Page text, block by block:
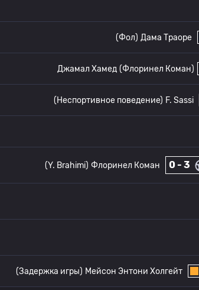
Дама Траоре
(Фол)
(Флоринел Коман)
Джамал Хамед
F. Sassi
(Неспортивное поведение)
0 - 3
Флоринел Коман
(Y. Brahimi)
Мейсон Энтони Холгейт
(Задержка игры)